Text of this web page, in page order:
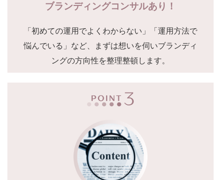
ブランディングコンサルあり！
「初めての運用でよくわからない」「運用方法で
悩んでいる」など、まずは想いを伺いブランディ
ングの方向性を整理整頓します。